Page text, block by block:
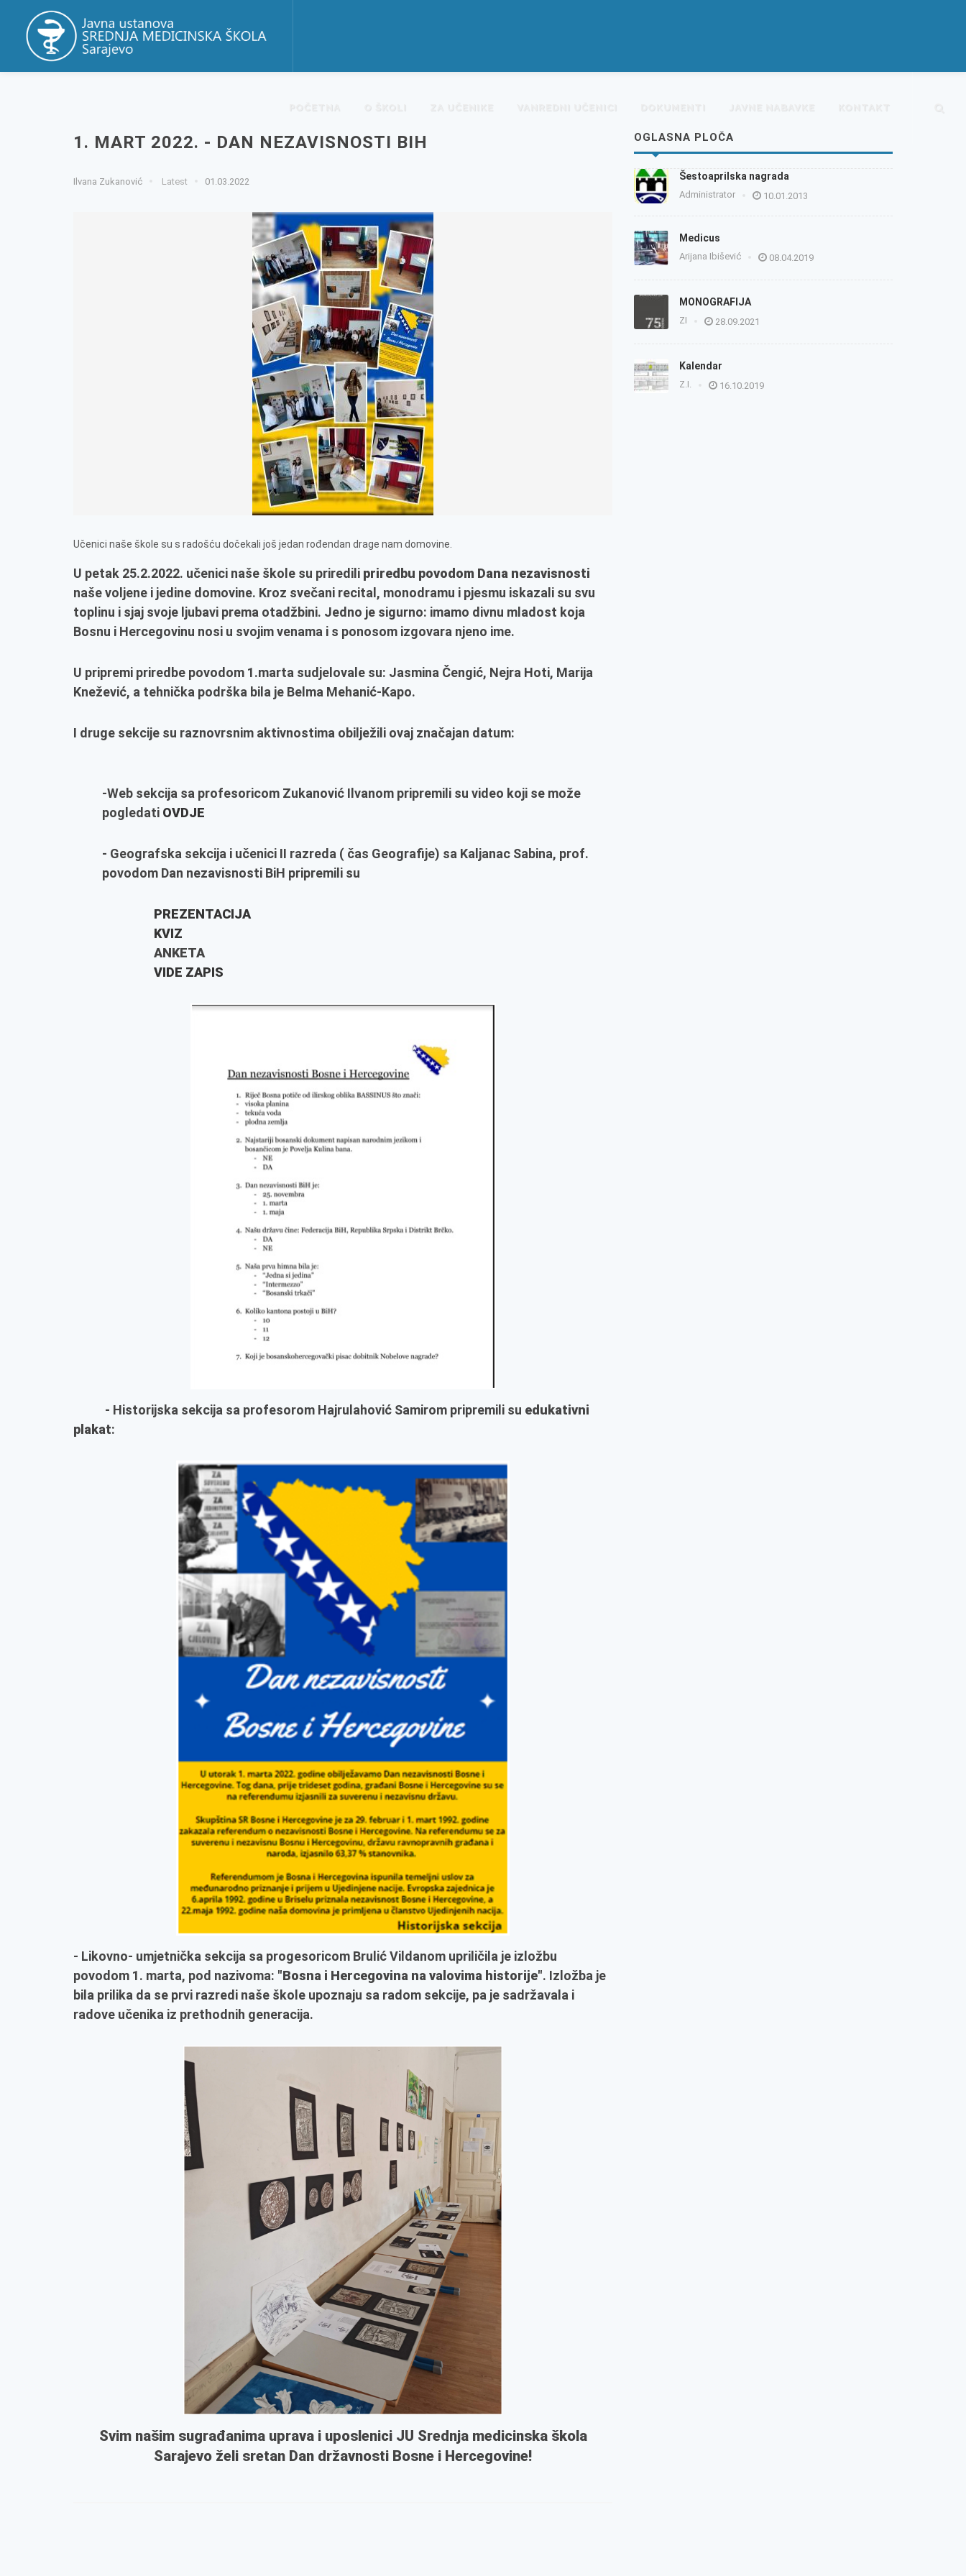
POČETNA O ŠKOLI ZA UČENIKE VANREDNI UČENICI DOKUMENTI JAVNE NABAVKE KONTAKT
1. MART 2022. - DAN NEZAVISNOSTI BIH
Ilvana Zukanović Latest 01.03.2022
Učenici naše škole su s radošću dočekali još jedan rođendan drage nam domovine.
U petak 25.2.2022. učenici naše škole su priredili priredbu povodom Dana nezavisnosti
naše voljene i jedine domovine. Kroz svečani recital, monodramu i pjesmu iskazali su svu
toplinu i sjaj svoje ljubavi prema otadžbini. Jedno je sigurno: imamo divnu mladost koja
Bosnu i Hercegovinu nosi u svojim venama i s ponosom izgovara njeno ime.
U pripremi priredbe povodom 1.marta sudjelovale su: Jasmina Čengić, Nejra Hoti, Marija
Knežević, a tehnička podrška bila je Belma Mehanić-Kapo.
I druge sekcije su raznovrsnim aktivnostima obilježili ovaj značajan datum:
-Web sekcija sa profesoricom Zukanović Ilvanom pripremili su video koji se može
pogledati OVDJE
- Geografska sekcija i učenici II razreda ( čas Geografije) sa Kaljanac Sabina, prof.
povodom Dan nezavisnosti BiH pripremili su
PREZENTACIJA
KVIZ
ANKETA
VIDE ZAPIS
- Historijska sekcija sa profesorom Hajrulahović Samirom pripremili su edukativni
plakat:
- Likovno- umjetnička sekcija sa progesoricom Brulić Vildanom upriličila je izložbu
povodom 1. marta, pod nazivoma: "Bosna i Hercegovina na valovima historije". Izložba je
bila prilika da se prvi razredi naše škole upoznaju sa radom sekcije, pa je sadržavala i
radove učenika iz prethodnih generacija.
Svim našim sugrađanima uprava i uposlenici JU Srednja medicinska škola
Sarajevo želi sretan Dan državnosti Bosne i Hercegovine!
OGLASNA PLOČA
Šestoaprilska nagrada
Administrator 10.01.2013
Medicus
Arijana Ibišević 08.04.2019
MONOGRAFIJA
ZI 28.09.2021
Kalendar
Z.I. 16.10.2019